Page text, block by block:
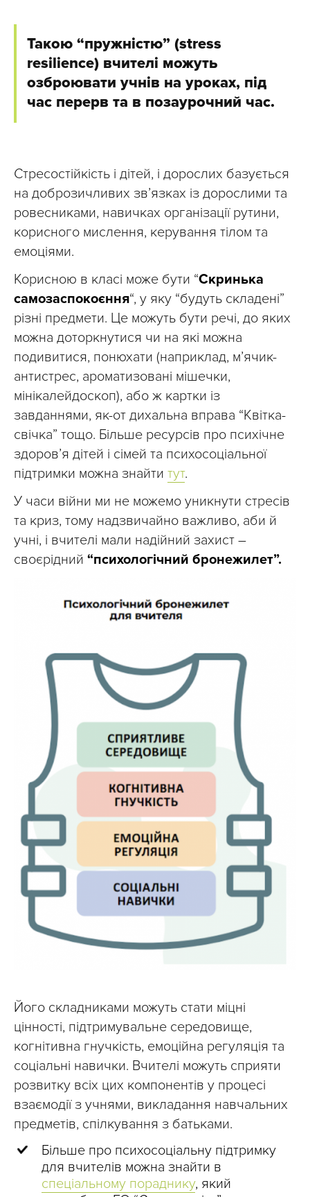
Такою “пружністю” (stress
resilience) вчителі можуть
озброювати учнів на уроках, під
час перерв та в позаурочний час.
Стресостійкість і дітей, і дорослих базується
на доброзичливих зв’язках із дорослими та
ровесниками, навичках організації рутини,
корисного мислення, керування тілом та
емоціями.
Корисною в класі може бути “Скринька
самозаспокоєння“, у яку “будуть складені”
різні предмети. Це можуть бути речі, до яких
можна доторкнутися чи на які можна
подивитися, понюхати (наприклад, м’ячик-
антистрес, ароматизовані мішечки,
мінікалейдоскоп), або ж картки із
завданнями, як-от дихальна вправа “Квітка-
свічка” тощо. Більше ресурсів про психічне
здоров’я дітей і сімей та психосоціальної
підтримки можна знайти тут.
У часи війни ми не можемо уникнути стресів
та криз, тому надзвичайно важливо, аби й
учні, і вчителі мали надійний захист –
своєрідний “психологічний бронежилет”.
Його складниками можуть стати міцні
цінності, підтримувальне середовище,
когнітивна гнучкість, емоційна регуляція та
соціальні навички. Вчителі можуть сприяти
розвитку всіх цих компонентів у процесі
взаємодії з учнями, викладання навчальних
предметів, спілкування з батьками.
Більше про психосоціальну підтримку
для вчителів можна знайти в
спеціальному пораднику, який